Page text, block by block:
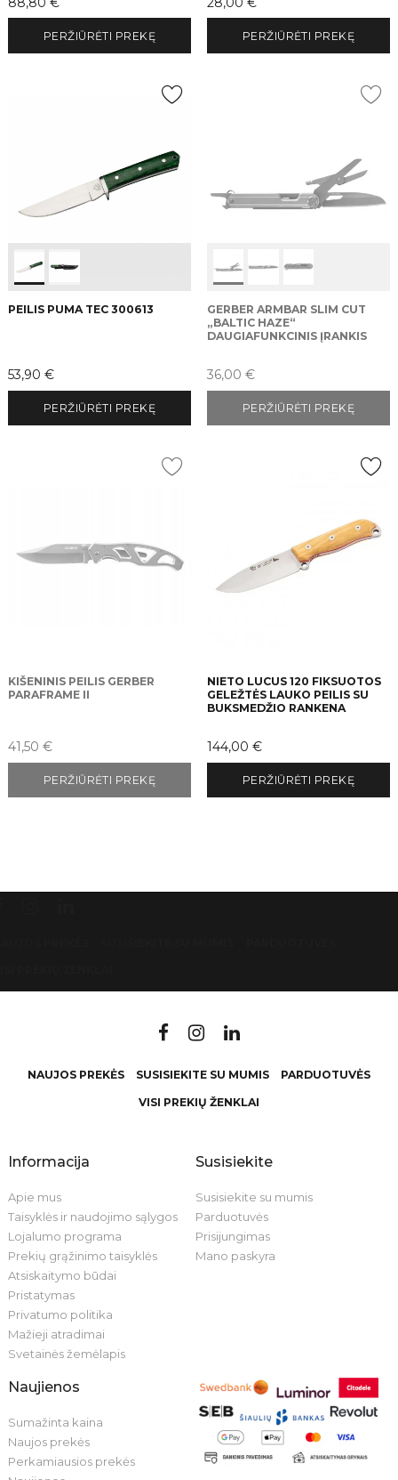
PERŽIŪRĖTI PREKĘ PERŽIŪRĖTI PREKĘ
PEILIS PUMA TEC 300613
Kaina
53,90 €
PERŽIŪRĖTI PREKĘ
GERBER ARMBAR SLIM CUT
„BALTIC HAZE“
DAUGIAFUNKCINIS ĮRANKIS
Kaina
36,00 €
PERŽIŪRĖTI PREKĘ
KIŠENINIS PEILIS GERBER
PARAFRAME II
Kaina
41,50 €
PERŽIŪRĖTI PREKĘ
NIETO LUCUS 120 FIKSUOTOS
GELEŽTĖS LAUKO PEILIS SU
BUKSMEDŽIO RANKENA
Kaina
144,00 €
PERŽIŪRĖTI PREKĘ
NAUJOS PREKĖS SUSISIEKITE SU MUMIS PARDUOTUVĖS
VISI PREKIŲ ŽENKLAI
Informacija
Apie mus
Taisyklės ir naudojimo sąlygos
Lojalumo programa
Prekių grąžinimo taisyklės
Atsiskaitymo būdai
Pristatymas
Privatumo politika
Mažieji atradimai
Svetainės žemėlapis
Susisiekite
Susisiekite su mumis
Parduotuvės
Prisijungimas
Mano paskyra
Naujienos
Sumažinta kaina
Naujos prekės
Perkamiausios prekės